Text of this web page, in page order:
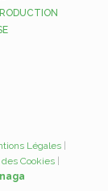
Légales |
Cookies |